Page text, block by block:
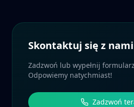
Skontaktuj się z nami
Zadzwoń lub wypełnij
Odpowiemy natychmiast!
Zadzwoń